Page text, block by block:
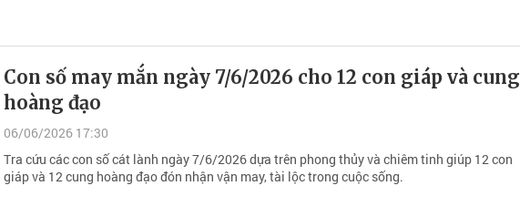
Con số may mắn ngày 7/6/2026 cho 12 con giáp và cung
hoàng đạo
06/06/2026 17:30
Tra cứu các con số cát lành ngày 7/6/2026 dựa trên phong thủy và chiêm tinh giúp 12 con
giáp và 12 cung hoàng đạo đón nhận vận may, tài lộc trong cuộc sống.